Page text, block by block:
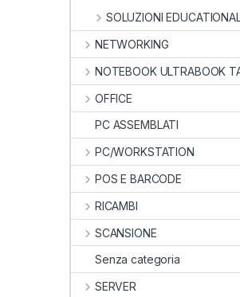
SOLUZIONI
NETWORKING
NOTEBOOK ULTRABOOK
OFFICE
PC ASSEMBLATI
PC/WORKSTATION
POS E BARCODE
RICAMBI
SCANSIONE
Senza categoria
SERVER